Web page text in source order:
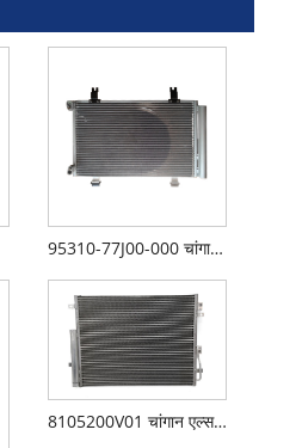
95310-77J00-000 चांगान सुजुकी स्विफ्ट कंडेनसर
8105200V01 चांगान एल्सविन V3 कंडेनसर